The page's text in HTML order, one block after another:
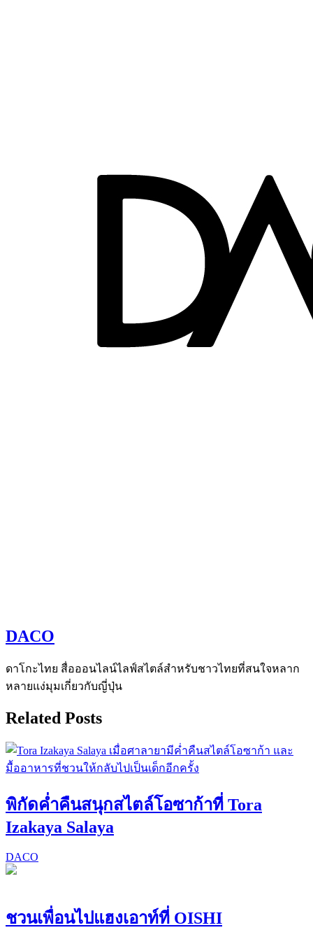
DACO
ดาโกะไทย สื่อออนไลน์ไลฟ์สไตล์สำหรับชาวไทยที่สนใจหลาก
หลายแง่มุมเกี่ยวกับญี่ปุ่น
Related Posts
พิกัดค่ำคืนสนุกสไตล์โอซาก้าที่ Tora
Izakaya Salaya
DACO
ชวนเพื่อนไปแฮงเอาท์ที่ OISHI